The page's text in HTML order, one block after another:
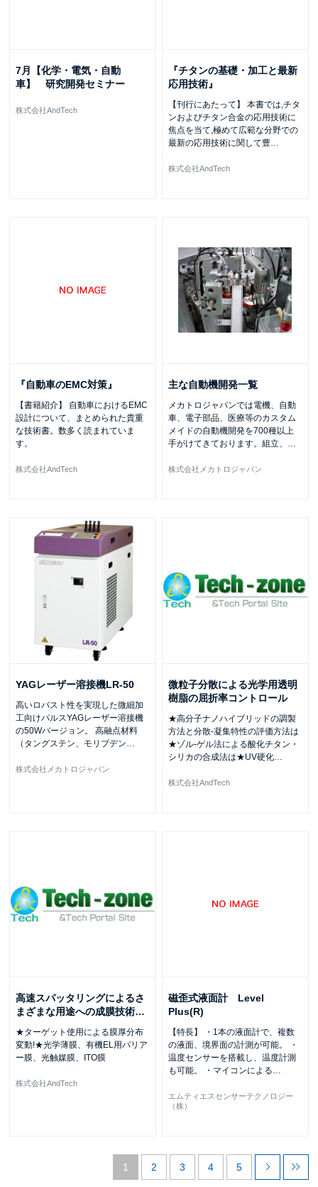
7月【化学・電気・自動
車】 研究開発セミナー
株式会社AndTech
『チタンの基礎・加工と最新
応用技術』
【刊行にあたって】 本書では,チタ
ンおよびチタン合金の応用技術に
焦点を当て,極めて広範な分野での
最新の応用技術に関して豊…
株式会社AndTech
『自動車のEMC対策』
【書籍紹介】 自動車におけるEMC
設計について、まとめられた貴重
な技術書。数多く読まれていま
す。
株式会社AndTech
主な自動機開発一覧
メカトロジャパンでは電機、自動
車、電子部品、医療等のカスタム
メイドの自動機開発を700種以上
手がけてきております。組立、
株式会社メカトロジャパン
YAGレーザー溶接機LR-50
高いロバスト性を実現した微細加
工向けパルスYAGレーザー溶接機
の50Wバージョン。 高融点材料
（タングステン、モリブデン…
株式会社メカトロジャパン
微粒子分散による光学用透明
樹脂の屈折率コントロール
★高分子ナノハイブリッドの調製
方法と分散-凝集特性の評価方法は
★ゾル-ゲル法による酸化チタン・
シリカの合成法は★UV硬化…
株式会社AndTech
高速スパッタリングによるさ
まざまな用途への成膜技術…
★ターゲット使用による膜厚分布
変動!★光学薄膜、有機EL用バリア
ー膜、光触媒膜、ITO膜
株式会社AndTech
磁歪式液面計 Level
Plus(R)
【特長】 ・1本の液面計で、複数
の液面、境界面の計測が可能。 ・
温度センサーを搭載し、温度計測
も可能。 ・マイコンによる…
エムティエスセンサーテクノロジー
（株）
1 2 3 4 5